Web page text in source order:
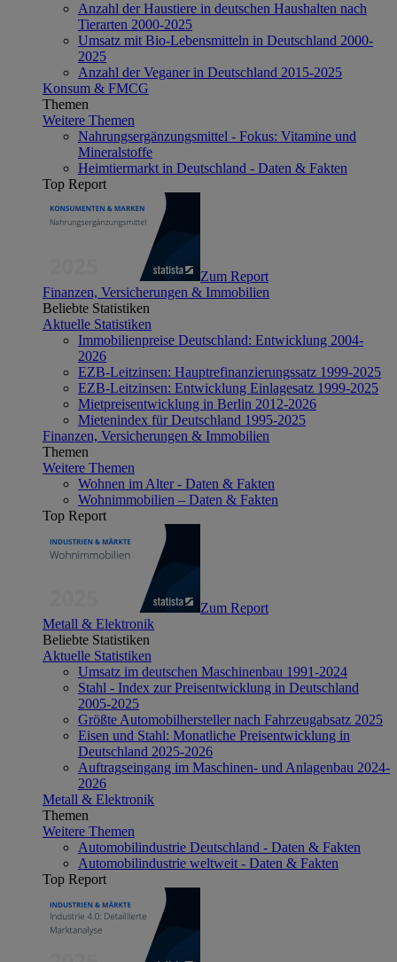
Anzahl der Haustiere in deutschen Haushalten nach
Tierarten 2000-2025
Umsatz mit Bio-Lebensmitteln in Deutschland 2000-
2025
Anzahl der Veganer in Deutschland 2015-2025
Konsum & FMCG
Themen
Weitere Themen
Nahrungsergänzungsmittel - Fokus: Vitamine und
Mineralstoffe
Heimtiermarkt in Deutschland - Daten & Fakten
Top Report
Zum Report
Finanzen, Versicherungen & Immobilien
Beliebte Statistiken
Aktuelle Statistiken
Immobilienpreise Deutschland: Entwicklung 2004-
2026
EZB-Leitzinsen: Hauptrefinanzierungssatz 1999-2025
EZB-Leitzinsen: Entwicklung Einlagesatz 1999-2025
Mietpreisentwicklung in Berlin 2012-2026
Mietenindex für Deutschland 1995-2025
Finanzen, Versicherungen & Immobilien
Themen
Weitere Themen
Wohnen im Alter - Daten & Fakten
Wohnimmobilien – Daten & Fakten
Top Report
Zum Report
Metall & Elektronik
Beliebte Statistiken
Aktuelle Statistiken
Umsatz im deutschen Maschinenbau 1991-2024
Stahl - Index zur Preisentwicklung in Deutschland
2005-2025
Größte Automobilhersteller nach Fahrzeugabsatz 2025
Eisen und Stahl: Monatliche Preisentwicklung in
Deutschland 2025-2026
Auftragseingang im Maschinen- und Anlagenbau 2024-
2026
Metall & Elektronik
Themen
Weitere Themen
Automobilindustrie Deutschland - Daten & Fakten
Automobilindustrie weltweit - Daten & Fakten
Top Report